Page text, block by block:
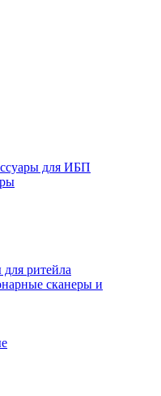
для ИБП
ритейла
сканеры и